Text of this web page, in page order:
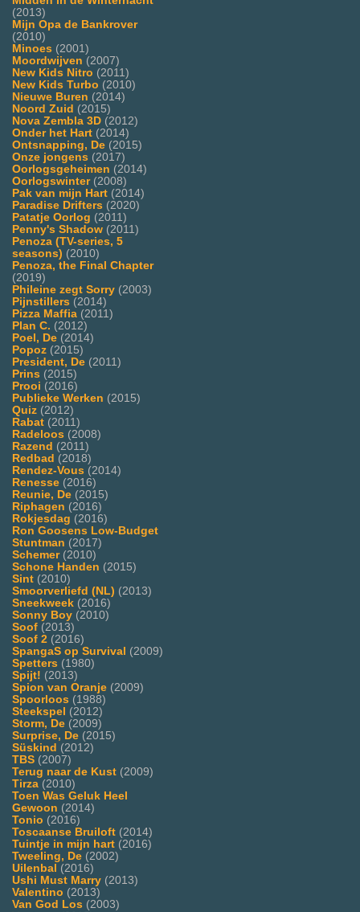
(2013)
Mijn Opa de Bankrover
(2010)
Minoes (2001)
Moordwijven (2007)
New Kids Nitro (2011)
New Kids Turbo (2010)
Nieuwe Buren (2014)
Noord Zuid (2015)
Nova Zembla 3D (2012)
Onder het Hart (2014)
Ontsnapping, De (2015)
Onze jongens (2017)
Oorlogsgeheimen (2014)
Oorlogswinter(2008)
Pak van mijn Hart (2014)
Paradise Drifters (2020)
Patatje Oorlog (2011)
Penny's Shadow (2011)
Penoza (TV-series, 5
seasons) (2010)
Penoza, the Final Chapter
(2019)
Phileine zegt Sorry (2003)
Pijnstillers (2014)
Pizza Maffia (2011)
Plan C. (2012)
Poel, De (2014)
Popoz (2015)
President, De (2011)
Prins (2015)
Prooi (2016)
Publieke Werken (2015)
Quiz (2012)
Rabat (2011)
Radeloos (2008)
Razend (2011)
Redbad (2018)
Rendez-Vous (2014)
Renesse (2016)
Reunie, De (2015)
Riphagen (2016)
Rokjesdag (2016)
Ron Goosens Low-Budget
Stuntman (2017)
Schemer(2010)
Schone Handen (2015)
Sint (2010)
Smoorverliefd (NL) (2013)
Sneekweek (2016)
Sonny Boy (2010)
Soof (2013)
Soof 2 (2016)
SpangaS op Survival (2009)
Spetters (1980)
Spijt! (2013)
Spion van Oranje (2009)
Spoorloos (1988)
Steekspel (2012)
Storm, De (2009)
Surprise, De (2015)
Süskind (2012)
TBS (2007)
Terug naar de Kust (2009)
Tirza (2010)
Toen Was Geluk Heel
Gewoon (2014)
Tonio (2016)
Toscaanse Bruiloft (2014)
Tuintje in mijn hart (2016)
Tweeling, De (2002)
Uilenbal (2016)
Ushi Must Marry (2013)
Valentino (2013)
Van God Los (2003)